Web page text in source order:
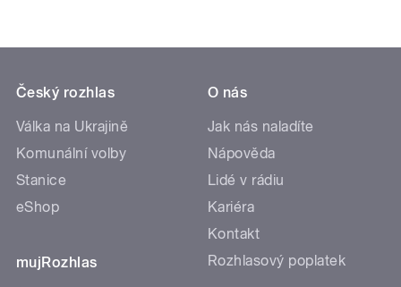
Český rozhlas
Válka na Ukrajině
Komunální volby
Stanice
eShop
mujRozhlas
O nás
Jak nás naladíte
Nápověda
Lidé v rádiu
Kariéra
Kontakt
Rozhlasový poplatek